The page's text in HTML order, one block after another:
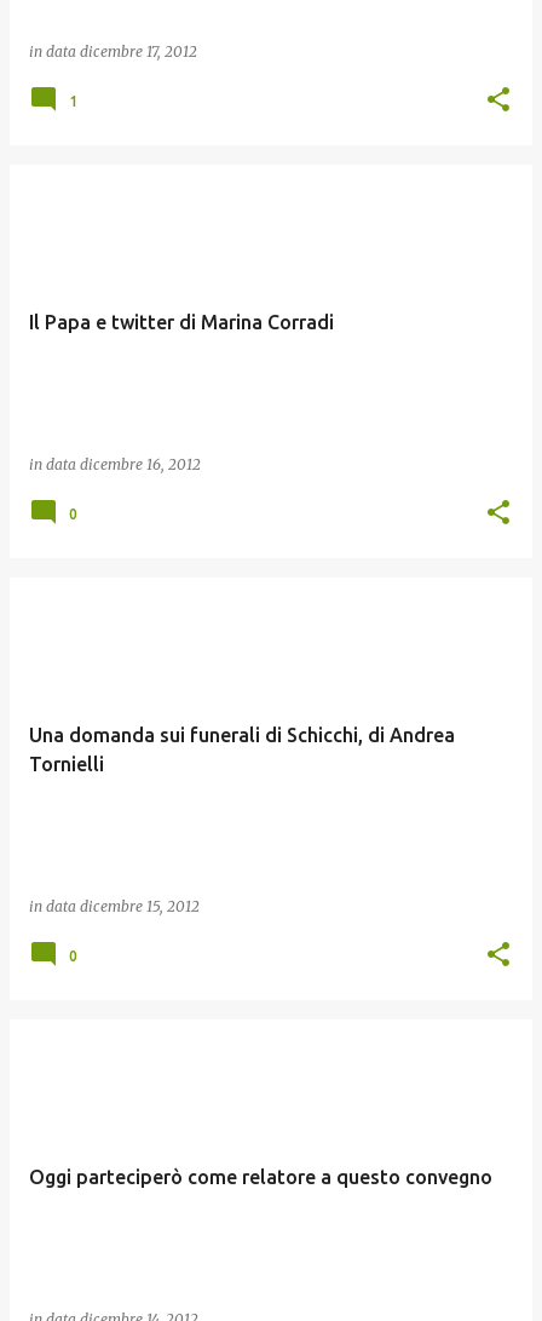
in data dicembre 17, 2012
1
Il Papa e twitter di Marina Corradi
in data dicembre 16, 2012
0
Una domanda sui funerali di Schicchi, di Andrea
Tornielli
in data dicembre 15, 2012
0
Oggi parteciperò come relatore a questo convegno